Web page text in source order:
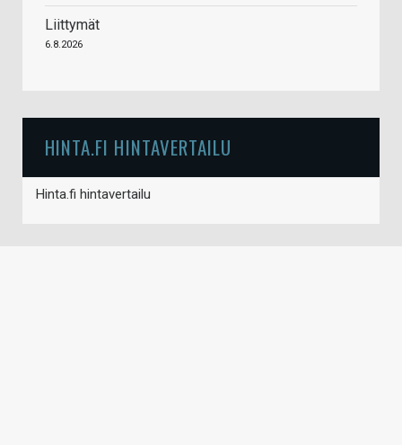
Liittymät
6.8.2026
HINTA.FI HINTAVERTAILU
Hinta.fi hintavertailu